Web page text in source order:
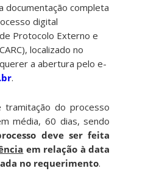
documentação completa
digital
Protocolo Externo e
localizado no
a abertura pelo e-
.
do processo
média, 60 dias, sendo
deve ser feita
em relação à data
no requerimento.